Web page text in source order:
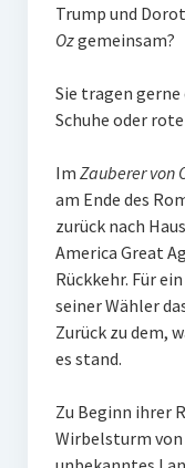
PR-Literatur
PR-Studien
Gesellschaft & Medien
Künstliche Intelligenz
17 Ziele
Wasserknappheit in
Klimaneutrales
Zukunft der Bildung
Trump und
Ozgemeinsam?
Sie tragen gerne
Schuhe oder
Im Zauberer von
am Ende des
zurück nach
America Great
Rückkehr. Für
seiner Wähler
Zurück zu dem,
es stand.
Zu Beginn ihrer
Wirbelsturm von